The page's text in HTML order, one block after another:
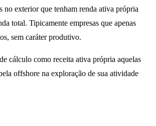
no exterior que tenham renda ativa própria
total. Tipicamente empresas que apenas
sem caráter produtivo.
cálculo como receita ativa própria aquelas
offshore na exploração de sua atividade